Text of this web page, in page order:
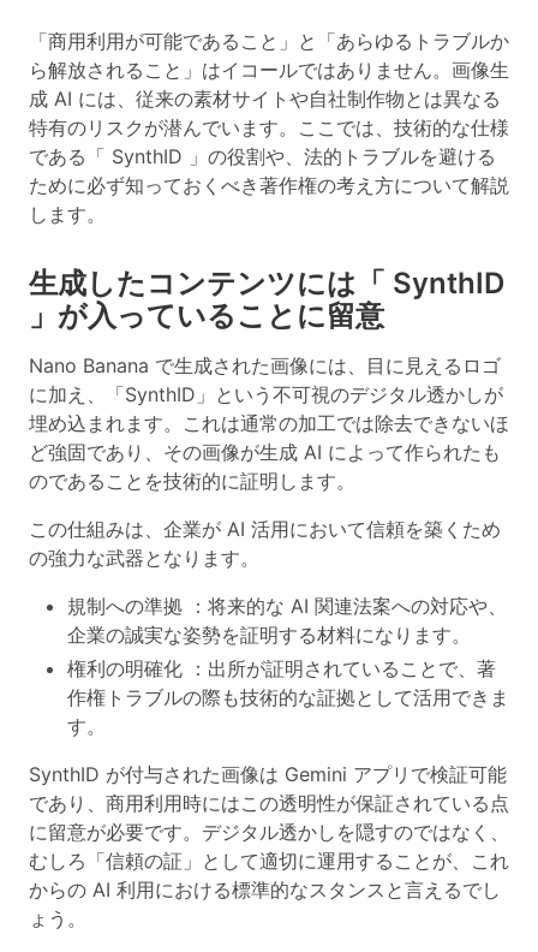
「商用利用が可能であること」と「あらゆるトラブルか
ら解放されること」はイコールではありません。画像生
成 AI には、従来の素材サイトや自社制作物とは異なる
特有のリスクが潜んでいます。ここでは、 技術的な仕様
である「 SynthID 」の役割や、法的トラブルを避ける
ために必ず知っておくべき著作権の考え方について解説
します。
生成したコンテンツには「 SynthID
」が入っていることに留意
Nano Banana で生成された画像には、目に見えるロゴ
に加え、「SynthID」という不可視のデジタル透かしが
埋め込まれます。これは通常の加工では除去できないほ
ど強固であり、その画像が生成 AI によって作られたも
のであることを技術的に証明します。
この仕組みは、企業が AI 活用において信頼を築くため
の強力な武器となります。
規制への準拠 ：将来的な AI 関連法案への対応や、
企業の誠実な姿勢を証明する材料になります。
権利の明確化 ：出所が証明されていることで、著
作権トラブルの際も技術的な証拠として活用できま
す。
SynthID が付与された画像は Gemini アプリで検証可能
であり、商用利用時にはこの透明性が保証されている点
に留意が必要です。デジタル透かしを隠すのではなく、
むしろ 「信頼の証」として適切に運用することが、これ
からの AI 利用における標準的なスタンス と言えるでし
ょう。